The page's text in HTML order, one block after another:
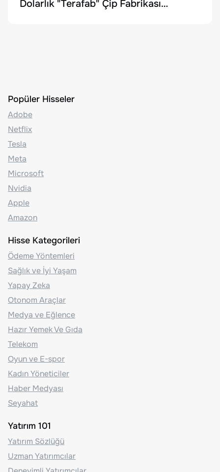
Dolarlık "Terafab" Çip Fabrikası
Popüler Hisseler
Adobe
Netflix
Tesla
Meta
Microsoft
Nvidia
Apple
Amazon
Hisse Kategorileri
Ödeme Yöntemleri
Sağlık ve İyi Yaşam
Yapay Zeka
Otonom Araçlar
Medya ve Eğlence
Hazır Yemek Ve Gıda
Telekom
Oyun ve E-spor
Kadın Yöneticiler
Haber Medyası
Seyahat
Yatırım 101
Yatırım Sözlüğü
Uzman Yatırımcılar